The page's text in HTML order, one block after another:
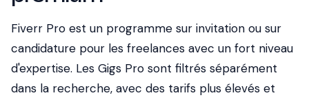
Fiverr Pro est un programme sur invitation ou sur
candidature pour les freelances avec un fort niveau
d'expertise. Les Gigs Pro sont filtrés séparément
dans la recherche, avec des tarifs plus élevés et